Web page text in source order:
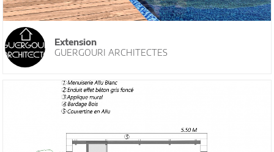
Extension
GUERGOURI ARCHITECTES